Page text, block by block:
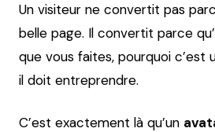
Un visiteur ne convertit pas
belle page. Il convertit parce
que vous faites, pourquoi c’est
il doit entreprendre.
C’est exactement là qu’un